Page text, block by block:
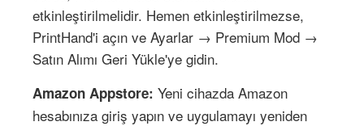
etkinleştirilmelidir. Hemen etkinleştirilmezse,
PrintHand'i açın ve Ayarlar → Premium Mod →
Satın Alımı Geri Yükle'ye gidin.
Amazon Appstore: Yeni cihazda Amazon
hesabınıza giriş yapın ve uygulamayı yeniden